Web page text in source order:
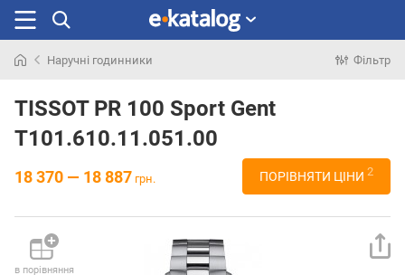
раніше
Наручні годинники Фільтр
TISSOT PR 100 Sport Gent
T101.610.11.051.00
18 370 — 18 887 грн. ПОРІВНЯТИ ЦІНИ 2
в порівняння